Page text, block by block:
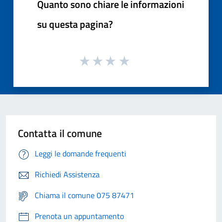
Quanto sono chiare le informazioni
su questa pagina?
Contatta il comune
Leggi le domande frequenti
Richiedi Assistenza
Chiama il comune 075 87471
Prenota un appuntamento